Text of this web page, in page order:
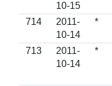
10-15
714
2011-
10-14
*
713
2011-
10-14
*